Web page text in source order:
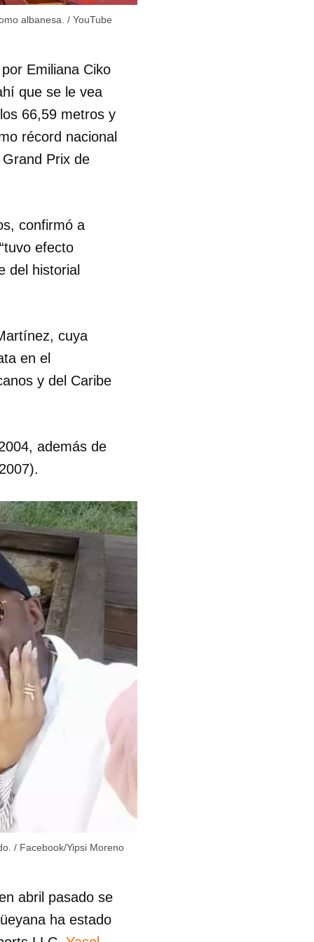
albanesa. / YouTube
Emiliana Ciko
que se le vea
66,59 metros y
récord nacional
Prix de
confirmó a
efecto
del historial
cuya
en el
y del Caribe
además de
/ Facebook/Yipsi Moreno
abril pasado se
ha estado